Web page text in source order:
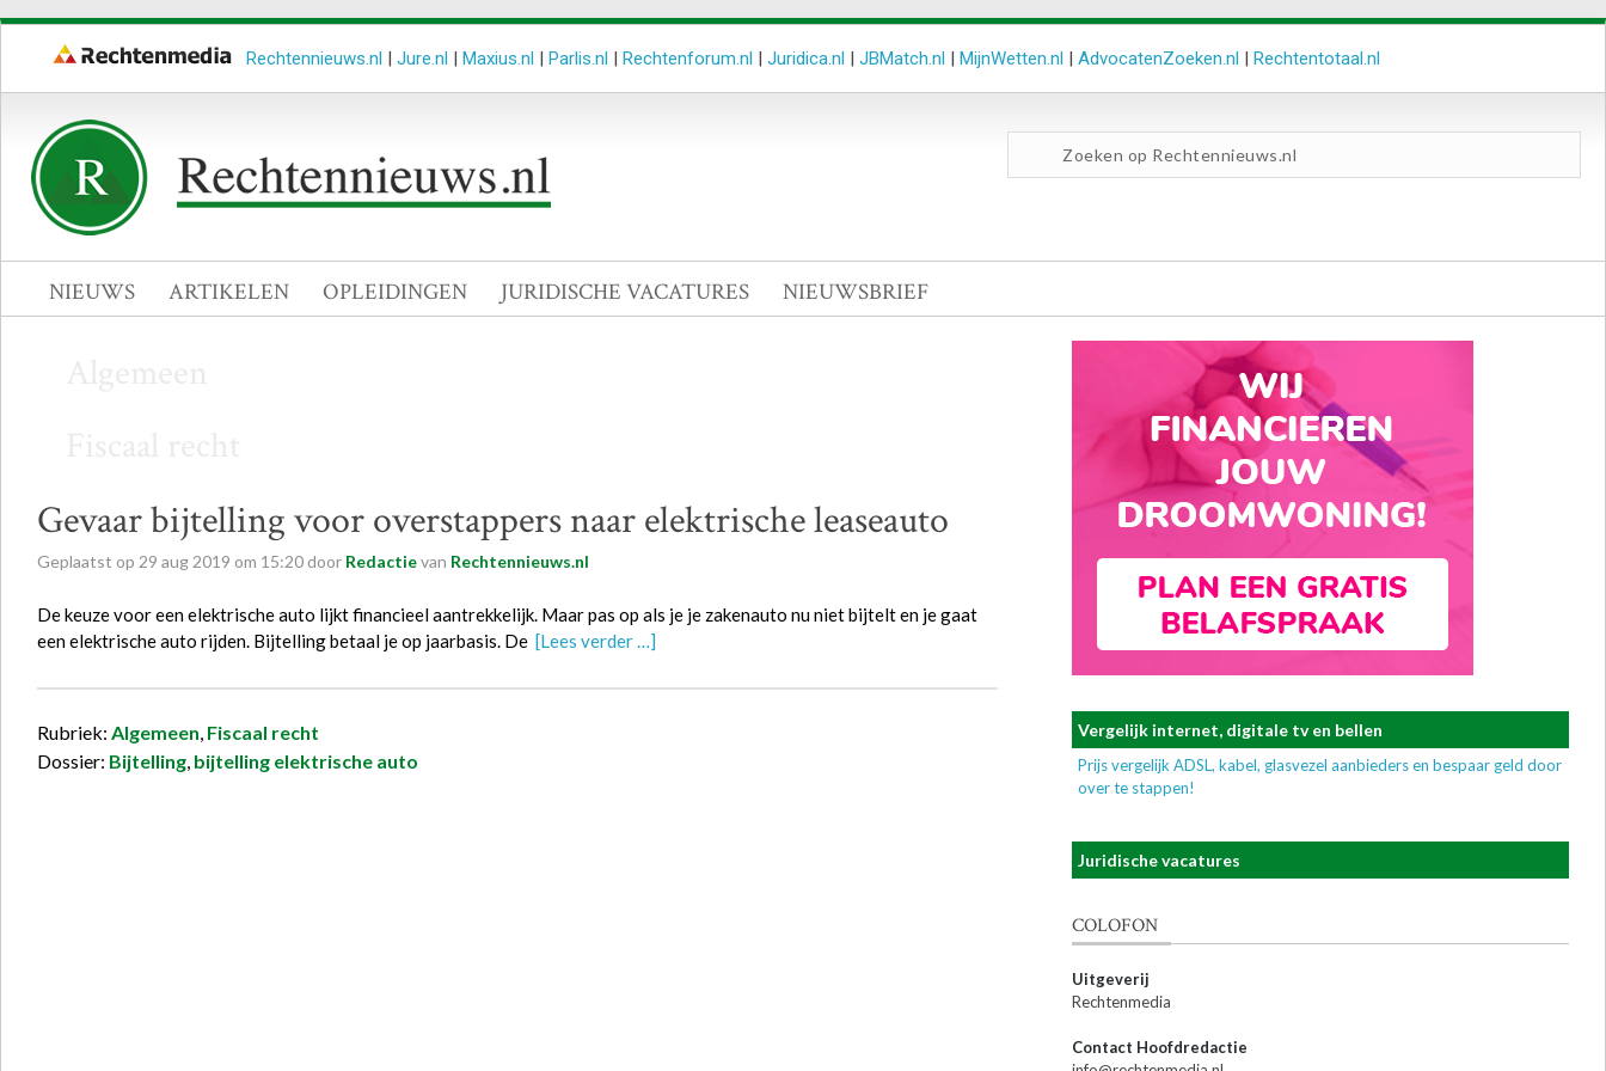
Rechtennieuws.nl | Jure.nl | Maxius.nl | Parlis.nl | Rechtenforum.nl | Juridica.nl | JBMatch.nl | MijnWetten.nl | AdvocatenZoeken.nl | Rechtentotaal.nl
NIEUWS ARTIKELEN OPLEIDINGEN JURIDISCHE VACATURES NIEUWSBRIEF
Gevaar bijtelling voor overstappers naar elektrische leaseauto
Geplaatst op 29 aug 2019 om 15:20 door Redactievan Rechtennieuws.nl
De keuze voor een elektrische auto lijkt financieel aantrekkelijk. Maar pas op als je je zakenauto nu niet bijtelt en je gaat
een elektrische auto rijden. Bijtelling betaal je op jaarbasis. De [Lees verder …]
Rubriek: Algemeen, Fiscaal recht
Dossier: Bijtelling, bijtelling elektrische auto
Vergelijk internet, digitale tv en bellen
Prijs vergelijk ADSL, kabel, glasvezel aanbieders en bespaar geld door
over te stappen!
Juridische vacatures
COLOFON
Uitgeverij
Rechtenmedia
Contact Hoofdredactie